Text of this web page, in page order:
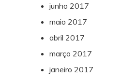
junho 2017
maio 2017
abril 2017
março 2017
janeiro 2017